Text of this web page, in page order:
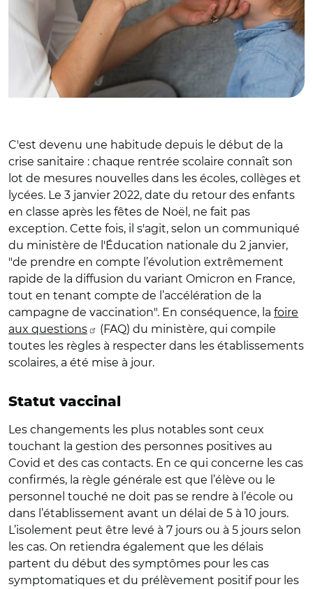
C'est devenu une habitude depuis le début de la
crise sanitaire : chaque rentrée scolaire connaît son
lot de mesures nouvelles dans les écoles, collèges et
lycées. Le 3 janvier 2022, date du retour des enfants
en classe après les fêtes de Noël, ne fait pas
exception. Cette fois, il s'agit, selon un communiqué
du ministère de l'Éducation nationale du 2 janvier,
"de prendre en compte l’évolution extrêmement
rapide de la diffusion du variant Omicron en France,
tout en tenant compte de l’accélération de la
campagne de vaccination". En conséquence, la foire
aux questions
(FAQ) du ministère, qui compile
toutes les règles à respecter dans les établissements
scolaires, a été mise à jour.
Statut vaccinal
Les changements les plus notables sont ceux
touchant la gestion des personnes positives au
Covid et des cas contacts. En ce qui concerne les cas
confirmés, la règle générale est que l’élève ou le
personnel touché ne doit pas se rendre à l’école ou
dans l’établissement avant un délai de 5 à 10 jours.
L’isolement peut être levé à 7 jours ou à 5 jours selon
les cas. On retiendra également que les délais
partent du début des symptômes pour les cas
symptomatiques et du prélèvement positif pour les